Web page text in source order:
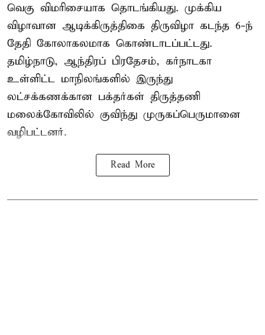
வெகு விமரிசையாக தொடங்கியது. முக்கிய
விழாவான ஆடிக்கிருத்திகை திருவிழா கடந்த 6-ந்
தேதி கோலாகலமாக கொண்டாடப்பட்டது.
தமிழ்நாடு, ஆந்திரப் பிரதேசம், கர்நாடகா
உள்ளிட்ட மாநிலங்களில் இருந்து
லட்சக்கணக்கான பக்தர்கள் திருத்தணி
மலைக்கோவிலில் குவிந்து முருகப்பெருமானை
வழிபட்டனர்.
Read More